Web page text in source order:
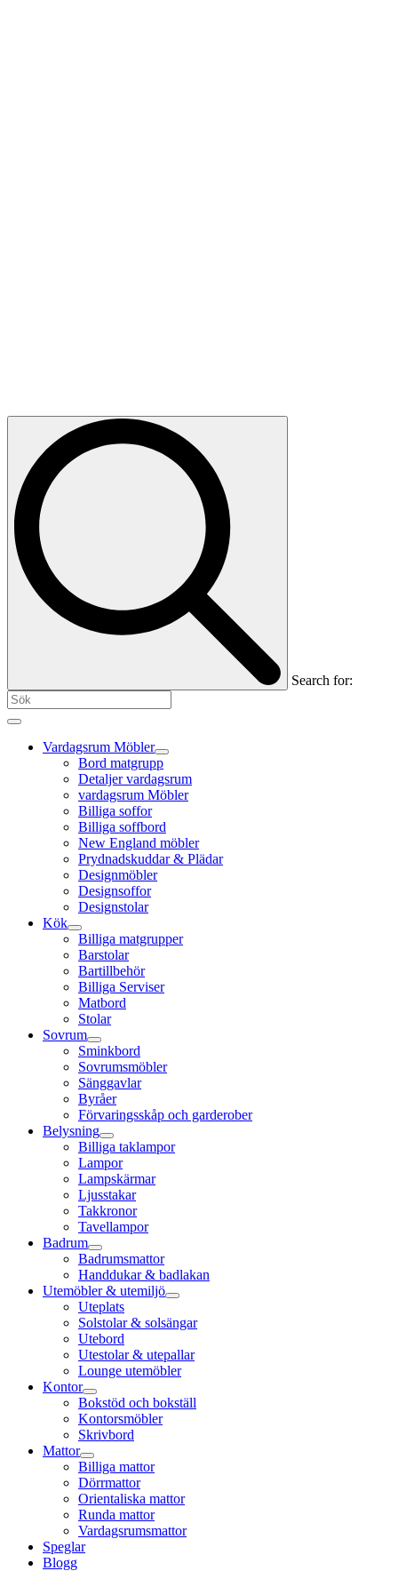
Search for:
Vardagsrum Möbler
Bord matgrupp
Detaljer vardagsrum
vardagsrum Möbler
Billiga soffor
Billiga soffbord
New England möbler
Prydnadskuddar & Plädar
Designmöbler
Designsoffor
Designstolar
Kök
Billiga matgrupper
Barstolar
Bartillbehör
Billiga Serviser
Matbord
Stolar
Sovrum
Sminkbord
Sovrumsmöbler
Sänggavlar
Byråer
Förvaringsskåp och garderober
Belysning
Billiga taklampor
Lampor
Lampskärmar
Ljusstakar
Takkronor
Tavellampor
Badrum
Badrumsmattor
Handdukar & badlakan
Utemöbler & utemiljö
Uteplats
Solstolar & solsängar
Utebord
Utestolar & utepallar
Lounge utemöbler
Kontor
Bokstöd och bokställ
Kontorsmöbler
Skrivbord
Mattor
Billiga mattor
Dörrmattor
Orientaliska mattor
Runda mattor
Vardagsrumsmattor
Speglar
Blogg